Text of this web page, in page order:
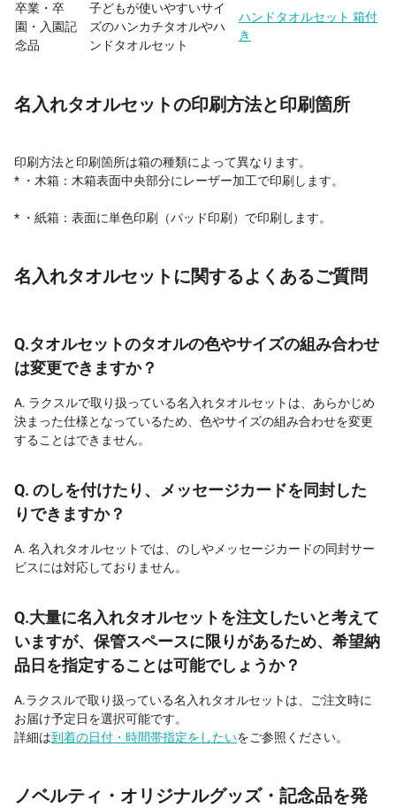
卒業・卒
園・入園記
念品
子どもが使いやすいサイ
ズのハンカチタオルやハ
ンドタオルセット
ハンドタオルセット 箱付
き
名入れタオルセットの印刷方法と印刷箇所
印刷方法と印刷箇所は箱の種類によって異なります。
* ・木箱：木箱表面中央部分にレーザー加工で印刷します。
* ・紙箱：表面に単色印刷（パッド印刷）で印刷します。
名入れタオルセットに関するよくあるご質問
Q.タオルセットのタオルの色やサイズの組み合わせ
は変更できますか？
A. ラクスルで取り扱っている名入れタオルセットは、あらかじめ
決まった仕様となっているため、色やサイズの組み合わせを変更
することはできません。
Q. のしを付けたり、メッセージカードを同封した
りできますか？
A. 名入れタオルセットでは、のしやメッセージカードの同封サー
ビスには対応しておりません。
Q.大量に名入れタオルセットを注文したいと考えて
いますが、保管スペースに限りがあるため、希望納
品日を指定することは可能でしょうか？
A.ラクスルで取り扱っている名入れタオルセットは、ご注文時に
お届け予定日を選択可能です。
詳細は到着の日付・時間帯指定をしたいをご参照ください。
ノベルティ・オリジナルグッズ・記念品を発